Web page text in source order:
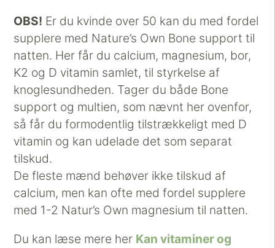
OBS! Er du kvinde over 50 kan du med fordel
supplere med Nature’s Own Bone support til
natten. Her får du calcium, magnesium, bor,
K2 og D vitamin samlet, til styrkelse af
knoglesundheden. Tager du både Bone
support og multien, som nævnt her ovenfor,
så får du formodentlig tilstrækkeligt med D
vitamin og kan udelade det som separat
tilskud.
De fleste mænd behøver ikke tilskud af
calcium, men kan ofte med fordel supplere
med 1-2 Natur’s Own magnesium til natten.
Du kan læse mere her Kan vitaminer og